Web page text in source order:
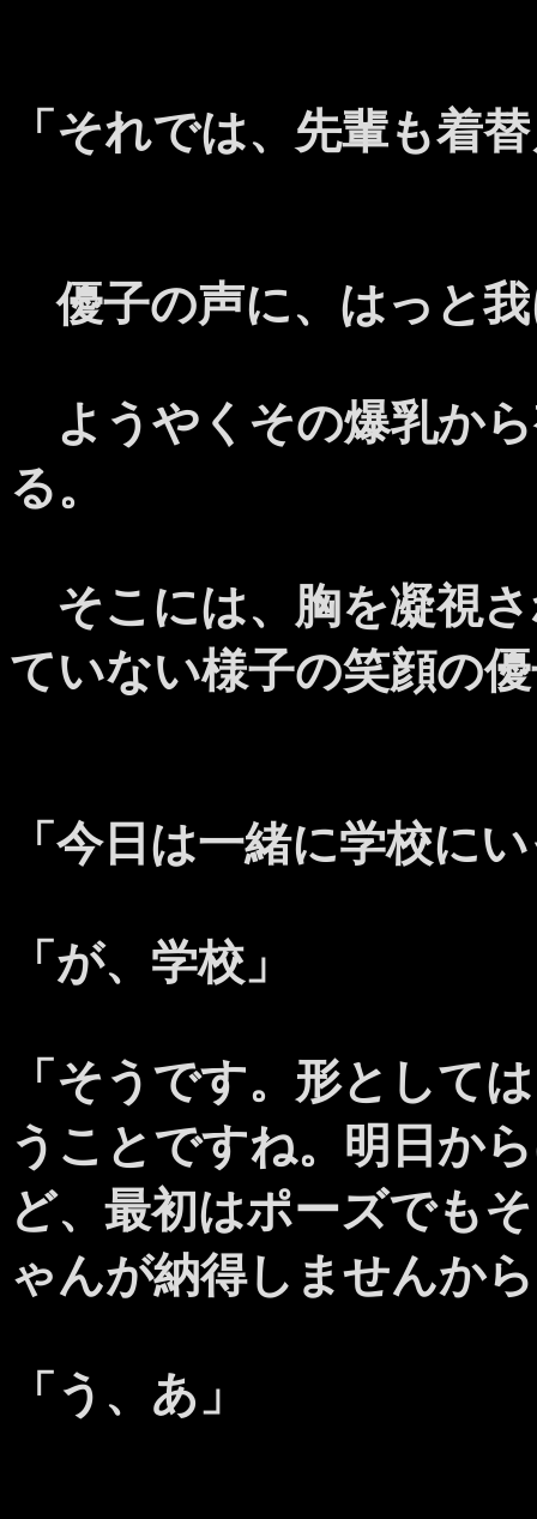
「それでは、先輩も着
優子の声に、はっと
ようやくその爆乳か
る。
そこには、胸を凝視
ていない様子の笑顔の
「今日は一緒に学校に
「が、学校」
「そうです。形として
うことですね。明日か
ど、最初はポーズでも
ゃんが納得しませんか
「う、あ」